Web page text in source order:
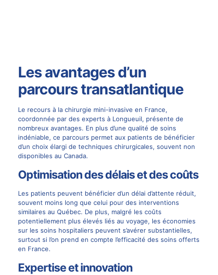
Les avantages d’un
parcours transatlantique
Le recours à la chirurgie mini-invasive en France,
coordonnée par des experts à Longueuil, présente de
nombreux avantages. En plus d’une qualité de soins
indéniable, ce parcours permet aux patients de bénéficier
d’un choix élargi de techniques chirurgicales, souvent non
disponibles au Canada.
Optimisation des délais et des coûts
Les patients peuvent bénéficier d’un délai d’attente réduit,
souvent moins long que celui pour des interventions
similaires au Québec. De plus, malgré les coûts
potentiellement plus élevés liés au voyage, les économies
sur les soins hospitaliers peuvent s’avérer substantielles,
surtout si l’on prend en compte l’efficacité des soins offerts
en France.
Expertise et innovation